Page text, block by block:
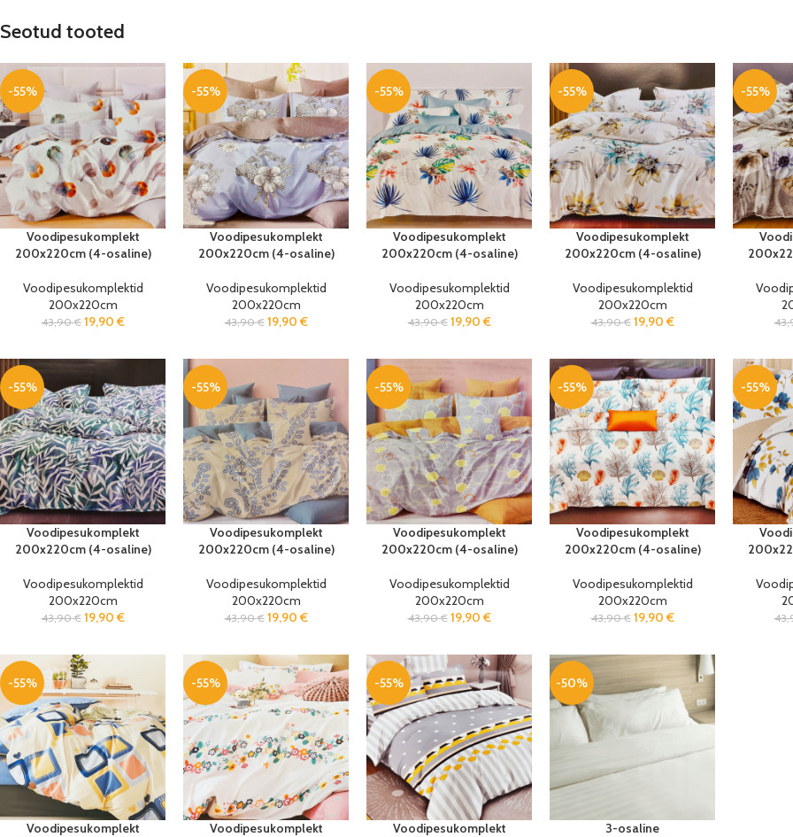
Seotud tooted
-55%
Voodipesukomplekt
200x220cm (4-osaline)
Voodipesukomplektid
200x220cm
43,90€ 19,90 €
-55%
Voodipesukomplekt
200x220cm (4-osaline)
Voodipesukomplektid
200x220cm
43,90€ 19,90 €
-55%
Voodipesukomplekt
200x220cm (4-osaline)
Voodipesukomplektid
200x220cm
43,90€ 19,90 €
-55%
Voodipesukomplekt
200x220cm (4-osaline)
Voodipesukomplektid
200x220cm
43,90€ 19,90 €
-55%
-55%
Voodipesukomplekt
200x220cm (4-osaline)
Voodipesukomplektid
200x220cm
43,90€ 19,90 €
-55%
Voodipesukomplekt
200x220cm (4-osaline)
Voodipesukomplektid
200x220cm
43,90€ 19,90 €
-55%
Voodipesukomplekt
200x220cm (4-osaline)
Voodipesukomplektid
200x220cm
43,90€ 19,90 €
-55%
Voodipesukomplekt
200x220cm (4-osaline)
Voodipesukomplektid
200x220cm
43,90€ 19,90 €
-55%
-55%
Voodipesukomplekt
-55%
Voodipesukomplekt
-55%
Voodipesukomplekt
-50%
3-osaline